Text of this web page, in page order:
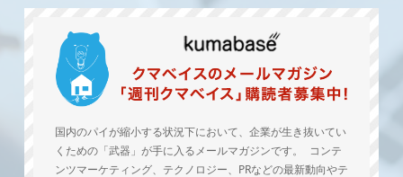
国内のパイが縮小する状況下において、企業が生き抜いてい
くための「武器」が手に入るメールマガジンです。 コンテ
ンツマーケティング、テクノロジー、PRなどの最新動向やテ